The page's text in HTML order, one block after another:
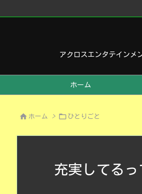
アクロスエンタテインメ
ホーム
 ホーム >  ひとりごと
充実してるっ